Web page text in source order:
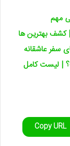
| لیست کامل
Copy URL